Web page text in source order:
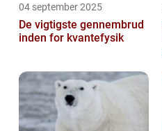
04 september 2025
De vigtigste gennembrud
inden for kvantefysik